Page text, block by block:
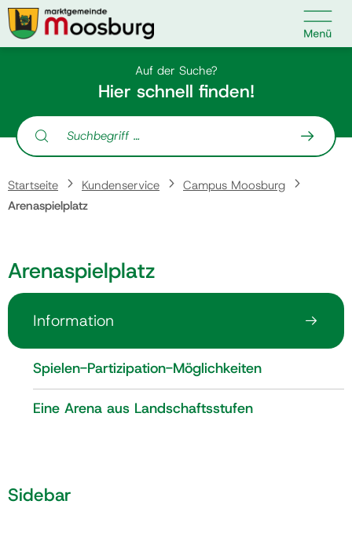
Kontakt 
Suche nach:
Startseite
Kundenservice
Veranstaltungen
Politik
Auf der Suche?
Hier schnell finden!
Suche nach:
Startseite Kundenservice
Campus Moosburg
Arenaspielplatz
Arenaspielplatz
Information
Spielen-Partizipation-Möglichkeiten
Eine Arena aus Landschaftsstufen
Sidebar